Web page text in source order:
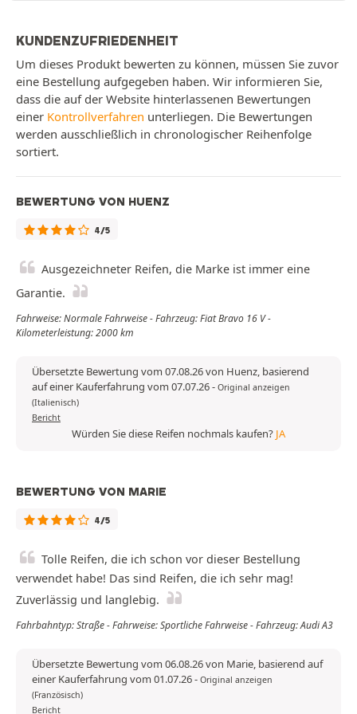
KUNDENZUFRIEDENHEIT
Um dieses Produkt bewerten zu können, müssen Sie zuvor
eine Bestellung aufgegeben haben. Wir informieren Sie,
dass die auf der Website hinterlassenen Bewertungen
einer Kontrollverfahren unterliegen. Die Bewertungen
werden ausschließlich in chronologischer Reihenfolge
sortiert.
BEWERTUNG VON HUENZ
4/5
Ausgezeichneter Reifen, die Marke ist immer eine
Garantie.
Fahrweise: Normale Fahrweise - Fahrzeug: Fiat Bravo 16 V -
Kilometerleistung: 2000 km
Übersetzte Bewertung vom 07.08.26 von Huenz, basierend
auf einer Kauferfahrung vom 07.07.26- Original anzeigen
(Italienisch)
Bericht
Würden Sie diese Reifen nochmals kaufen? JA
BEWERTUNG VON MARIE
4/5
Tolle Reifen, die ich schon vor dieser Bestellung
verwendet habe! Das sind Reifen, die ich sehr mag!
Zuverlässig und langlebig.
Fahrbahntyp: Straße - Fahrweise: Sportliche Fahrweise - Fahrzeug: Audi A3
Übersetzte Bewertung vom 06.08.26 von Marie, basierend auf
einer Kauferfahrung vom 01.07.26- Original anzeigen
(Französisch)
Bericht